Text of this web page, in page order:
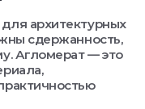
архитектурных
сдержанность,
Агломерат — это